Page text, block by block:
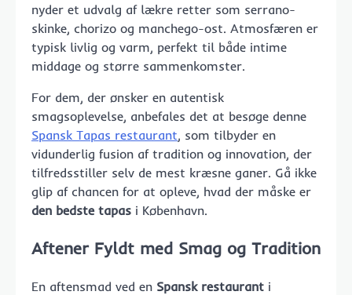
nyder et udvalg af lækre retter som serrano-
skinke, chorizo og manchego-ost. Atmosfæren er
typisk livlig og varm, perfekt til både intime
middage og større sammenkomster.
For dem, der ønsker en autentisk
smagsoplevelse, anbefales det at besøge denne
Spansk Tapas restaurant, som tilbyder en
vidunderlig fusion af tradition og innovation, der
tilfredsstiller selv de mest kræsne ganer. Gå ikke
glip af chancen for at opleve, hvad der måske er
den bedste tapas i København.
Aftener Fyldt med Smag og Tradition
En aftensmad ved en Spansk restaurant i